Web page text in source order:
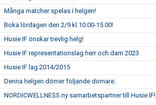
Många matcher spelas i helgen!
Boka lördagen den 2/9 kl.10.00-15.00!
Husie IF önskar trevlig helg!
Husie IF representationslag herr och dam 2023
Husie IF lag 2014/2015
Denna helgen dömer följande domare.
NORDICWELLNESS ny samarbetspartner till Husie IF!